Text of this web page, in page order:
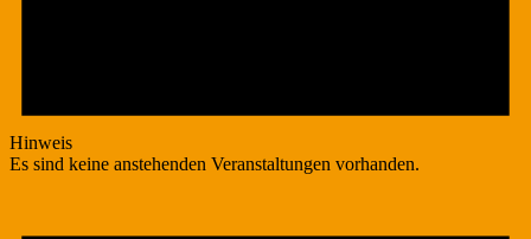
Hinweis
Es sind keine anstehenden Veranstaltungen vorhanden.